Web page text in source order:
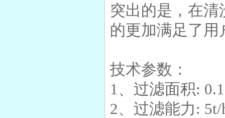
突出的是，在
的更加满足了用
技术参数：
1、过滤面积:
2、过滤能力: 5t/